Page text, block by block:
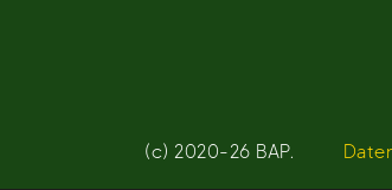
(c) 2020-26 BAP.